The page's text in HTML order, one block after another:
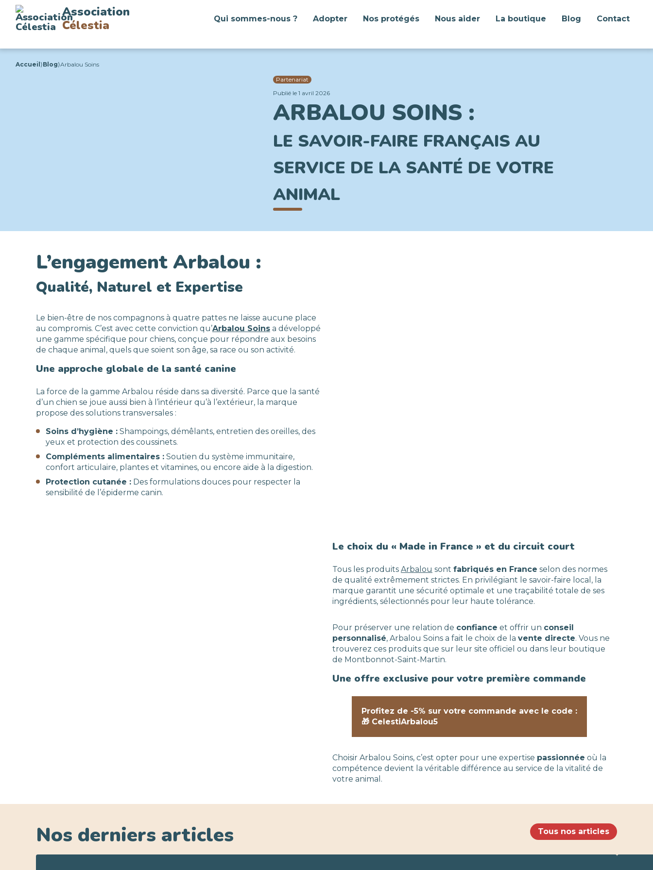
Association
Célestia
Qui sommes-nous ? Adopter Nos protégés Nous aider La boutique Blog Contact
Accueil ⟩Blog⟩Arbalou Soins
Partenariat
Publié le 1 avril 2026
ARBALOU SOINS :
LE SAVOIR-FAIRE FRANÇAIS AU
SERVICE DE LA SANTÉ DE VOTRE
ANIMAL
L’engagement Arbalou :
Qualité, Naturel et Expertise
Le bien-être de nos compagnons à quatre pattes ne laisse aucune place
au compromis. C’est avec cette conviction qu’Arbalou Soins a développé
une gamme spécifique pour chiens, conçue pour répondre aux besoins
de chaque animal, quels que soient son âge, sa race ou son activité.
Une approche globale de la santé canine
La force de la gamme Arbalou réside dans sa diversité. Parce que la santé
d’un chien se joue aussi bien à l’intérieur qu’à l’extérieur, la marque
propose des solutions transversales :
Soins d’hygiène : Shampoings, démêlants, entretien des oreilles, des
yeux et protection des coussinets.
Compléments alimentaires : Soutien du système immunitaire,
confort articulaire, plantes et vitamines, ou encore aide à la digestion.
Protection cutanée : Des formulations douces pour respecter la
sensibilité de l’épiderme canin.
Le choix du « Made in France » et du circuit court
Tous les produits Arbalou sont fabriqués en France selon des normes
de qualité extrêmement strictes. En privilégiant le savoir-faire local, la
marque garantit une sécurité optimale et une traçabilité totale de ses
ingrédients, sélectionnés pour leur haute tolérance.
Pour préserver une relation de confiance et offrir un conseil
personnalisé, Arbalou Soins a fait le choix de la vente directe. Vous ne
trouverez ces produits que sur leur site officiel ou dans leur boutique
de Montbonnot-Saint-Martin.
Une offre exclusive pour votre première commande
Profitez de -5% sur votre commande avec le code :
🎁 CelestiArbalou5
Choisir Arbalou Soins, c’est opter pour une expertise passionnée où la
compétence devient la véritable différence au service de la vitalité de
votre animal.
Nos derniers articles Tous nos articles